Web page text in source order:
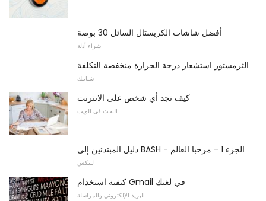
أفضل شاشات الكريستال السائل 30 بوصة
شراء أدلة
الثرمستور استشعار درجة الحرارة منخفضة التكلفة
شبابيك
كيف تجد أي شخص على الانترنت
البحث في الويب
دليل المبتدئين إلى BASH - الجزء 1 - مرحبا العالم
لينكس
كيفية استخدام Gmail في لغتك
البريد الإلكتروني والمراسلة